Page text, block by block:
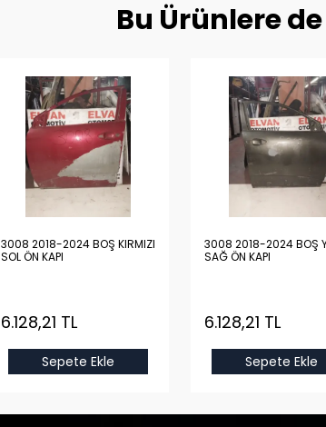
Bu Ürünlere de
3008 2018-2024 BOŞ KIRMIZI
SOL ÖN KAPI
6.128,21 TL
Sepete Ekle
3008 2018-2024 BOŞ
SAĞ ÖN KAPI
6.128,21 TL
Sepete Ekle